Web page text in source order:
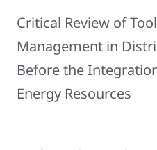
Critical Review of
Management in
Before the
Energy Resources